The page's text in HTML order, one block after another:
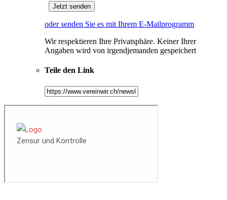
oder senden Sie es mit Ihrem E-Mailprogramm
Wir respektieren Ihre Privatsphäre. Keiner Ihrer
Angaben wird von irgendjemanden gespeichert
Teile den Link